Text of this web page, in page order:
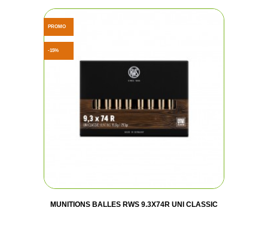
MUNITIONS BALLES RWS 9.3X74R UNI CLASSIC
PROMO
-15%